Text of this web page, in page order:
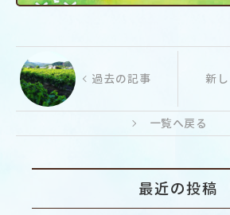
過去の記事 新
一覧へ戻る
最近の投稿